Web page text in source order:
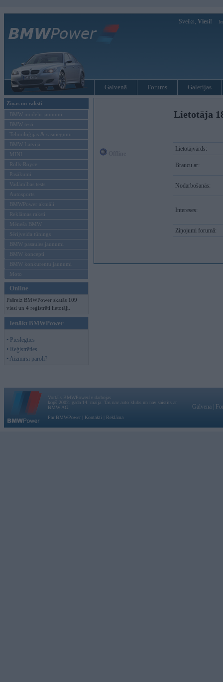
Sveiks, Viesi!
Galvenā Forums Galerijas
Ziņas un raksti
BMW modeļu jaunumi
BMW testi
Tehnoloģijas & sasniegumi
BMW Latvijā
MINI
Rolls-Royce
Pasākumi
Vadāmības tests
Autosports
BMWPower aktuāli
Reklāmas raksti
Mēneša BMW
Sērijveida tūnings
BMW pasaules jaunumi
BMW koncepti
BMW konkurentu jaunumi
Moto
Online
Pašreiz BMWPower skatās 109
viesi un 4 reģistrēti lietotāji.
Ienākt BMWPower
• Pieslēgties
• Reģistrēties
• Aizmirsi paroli?
Lietotāja
Lietotājvārds:
Braucu ar:
Nodarbošanās:
Intereses:
Ziņojumi forumā:
Vortāls BMWPower.lv darbojas
kopš 2002. gada 14. maija. Tas nav auto klubs un nav saistīts ar
BMW AG.
Par BMWPower
Kontakti Reklāma
Galvena